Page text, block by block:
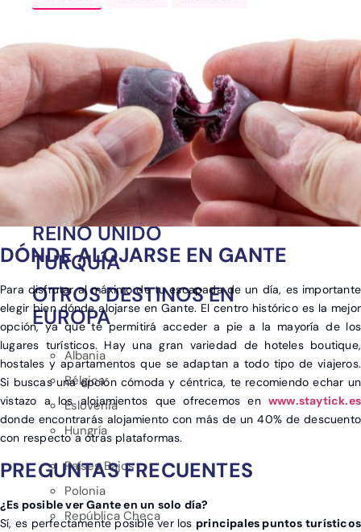
ALEMANIA
ESPAÑA
FRANCIA
GRECIA
ITALIA
PORTUGAL
REINO UNIDO
TURQUÍA
OTROS DESTINOS EN
EUROPA
Albania
Bélgica
Eslovenia
Hungría
Países Bajos
Polonia
República Checa
DÓNDE ALOJARSE EN GANTE
Para disfrutar al máximo de tu escapada de un día, es importante
elegir bien dónde alojarse en Gante. El centro histórico es la mejor
opción, ya que te permitirá acceder a pie a la mayoría de los
lugares turísticos. Hay una gran variedad de hoteles boutique,
hostales y apartamentos que se adaptan a todo tipo de viajeros.
Si buscas una opción cómoda y céntrica, te recomiendo echar un
vistazo a los alojamientos que ofrecemos en www.staytick.es
donde encontrarás alojamiento con más de un 40% de descuento
con respecto a otras plataformas.
PREGUNTAS FRECUENTES
¿Es posible ver Gante en un solo día?
Sí, es perfectamente posible ver los principales puntos turísticos